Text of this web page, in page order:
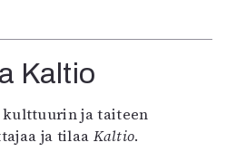
Kaltio
kulttuurin ja taiteen
ja tilaa Kaltio.